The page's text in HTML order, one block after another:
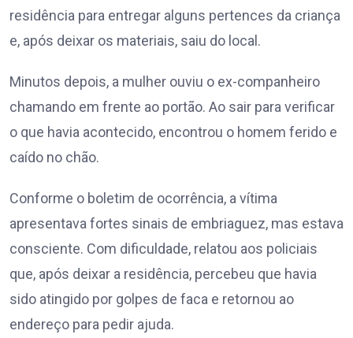
residência para entregar alguns pertences da criança
e, após deixar os materiais, saiu do local.
Minutos depois, a mulher ouviu o ex-companheiro
chamando em frente ao portão. Ao sair para verificar
o que havia acontecido, encontrou o homem ferido e
caído no chão.
Conforme o boletim de ocorrência, a vítima
apresentava fortes sinais de embriaguez, mas estava
consciente. Com dificuldade, relatou aos policiais
que, após deixar a residência, percebeu que havia
sido atingido por golpes de faca e retornou ao
endereço para pedir ajuda.